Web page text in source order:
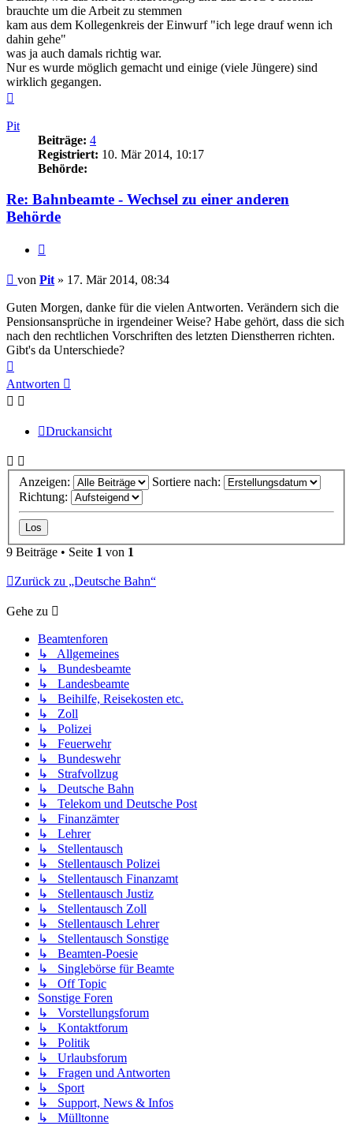
brauchte um die Arbeit zu stemmen
kam aus dem Kollegenkreis der Einwurf "ich lege drauf wenn ich
dahin gehe"
was ja auch damals richtig war.
Nur es wurde möglich gemacht und einige (viele Jüngere) sind
wirklich gegangen.
Pit
Beiträge: 4
Registriert: 10. Mär 2014, 10:17
Behörde:
Re: Bahnbeamte - Wechsel zu einer anderen
Behörde
Beitrag
von Pit » 17. Mär 2014, 08:34
Guten Morgen, danke für die vielen Antworten. Verändern sich die
Pensionsansprüche in irgendeiner Weise? Habe gehört, dass die sich
nach den rechtlichen Vorschriften des letzten Dienstherren richten.
Gibt's da Unterschiede?
oben
Antworten
Druckansicht
Anzeigen:
Sortiere nach:
Richtung:
9 Beiträge • Seite 1 von 1
Zurück zu „Deutsche Bahn“
Gehe zu
Beamtenforen
↳ Allgemeines
↳ Bundesbeamte
↳ Landesbeamte
↳ Beihilfe, Reisekosten etc.
↳ Zoll
↳ Polizei
↳ Feuerwehr
↳ Bundeswehr
↳ Strafvollzug
↳ Deutsche Bahn
↳ Telekom und Deutsche Post
↳ Finanzämter
↳ Lehrer
↳ Stellentausch
↳ Stellentausch Polizei
↳ Stellentausch Finanzamt
↳ Stellentausch Justiz
↳ Stellentausch Zoll
↳ Stellentausch Lehrer
↳ Stellentausch Sonstige
↳ Beamten-Poesie
↳ Singlebörse für Beamte
↳ Off Topic
Sonstige Foren
↳ Vorstellungsforum
↳ Kontaktforum
↳ Politik
↳ Urlaubsforum
↳ Fragen und Antworten
↳ Sport
↳ Support, News & Infos
↳ Mülltonne